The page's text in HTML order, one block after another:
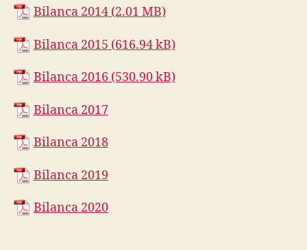
Bilanca 2014
Bilanca 2015
Bilanca 2016
Bilanca 2017
Bilanca 2018
Bilanca 2019
Bilanca 2020